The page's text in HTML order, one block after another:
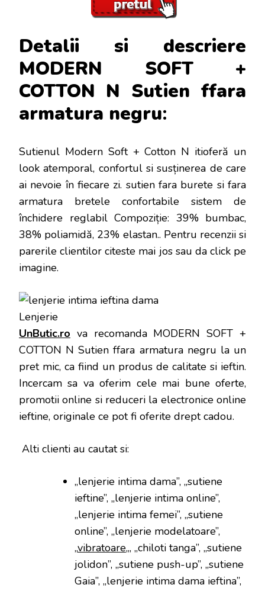
Detalii si descriere
MODERN SOFT +
COTTON N Sutien ffara
armatura negru:
Sutienul Modern Soft + Cotton N itioferă un
look atemporal, confortul si susținerea de care
ai nevoie în fiecare zi. sutien fara burete si fara
armatura bretele confortabile sistem de
închidere reglabil Compoziție: 39% bumbac,
38% poliamidă, 23% elastan.. Pentru recenzii si
parerile clientilor citeste mai jos sau da click pe
imagine.
UnButic.ro va recomanda MODERN SOFT +
COTTON N Sutien ffara armatura negru la un
pret mic, ca fiind un produs de calitate si ieftin.
Incercam sa va oferim cele mai bune oferte,
promotii online si reduceri la electronice online
ieftine, originale ce pot fi oferite drept cadou.
Alti clienti au cautat si:
„lenjerie intima dama”, „sutiene
ieftine”, „lenjerie intima online”,
„lenjerie intima femei”, „sutiene
online”, „lenjerie modelatoare”,
„vibratoare„, „chiloti tanga”, „sutiene
jolidon”, „sutiene push-up”, „sutiene
Gaia”, „lenjerie intima dama ieftina”,